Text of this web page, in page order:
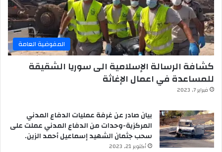
المفوضية العامة
كشافة الرسالة الإسلامية الى سوريا الشقيقة
للمساعدة في اعمال الإغاثة
فبراير 7, 2023
بيان صادر عن غرفة عمليات الدفاع المدني
المركزية-وحدات من الدفاع المدني عملت على
سحب جثمان الشهيد إسماعيل أحمد الزين.
أكتوبر 21, 2023